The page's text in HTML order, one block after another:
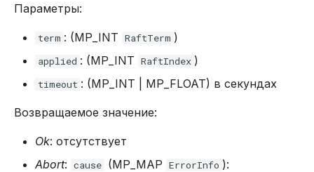
Параметры:
term : (MP_INT RaftTerm )
applied : (MP_INT RaftIndex )
timeout : (MP_INT | MP_FLOAT) в секундах
Возвращаемое значение:
Ok: отсутствует
Abort: cause (MP_MAP ErrorInfo ):